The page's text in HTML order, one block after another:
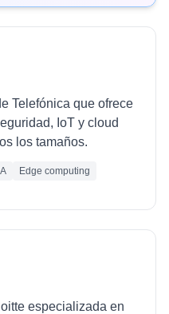
Telefónica que ofrece
IoT y cloud
los tamaños.
Edge computing
especializada en